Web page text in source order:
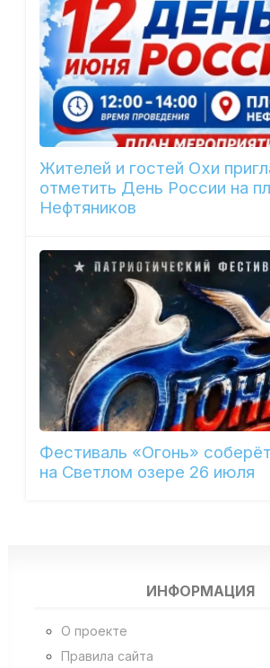
Жителей и гостей Охи
отметить День России на
Нефтяников
Фестиваль «Огонь»
на Светлом озере 26 июля
ИНФОРМАЦИЯ
О проекте
Правила сайта